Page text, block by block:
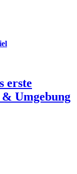
erste
Umgebung